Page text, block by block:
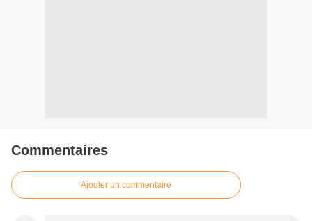
Commentaires
Ajouter un commentaire